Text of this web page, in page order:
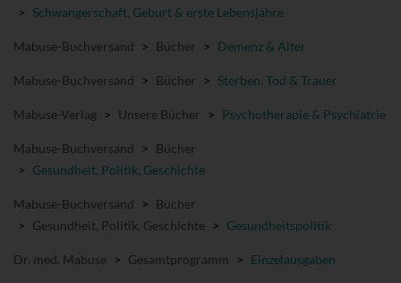
> Schwangerschaft, Geburt & erste Lebensjahre
Mabuse-Buchversand > Bücher > Demenz & Alter
Mabuse-Buchversand > Bücher > Sterben, Tod & Trauer
Mabuse-Verlag > Unsere Bücher > Psychotherapie & Psychiatrie
Mabuse-Buchversand > Bücher
> Gesundheit, Politik, Geschichte
Mabuse-Buchversand > Bücher
> Gesundheit, Politik, Geschichte > Gesundheitspolitik
Dr. med. Mabuse > Gesamtprogramm > Einzelausgaben